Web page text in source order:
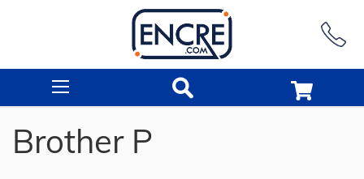
Brother P